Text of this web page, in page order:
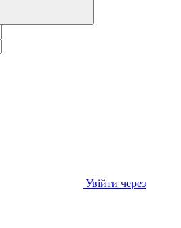
Увійти через